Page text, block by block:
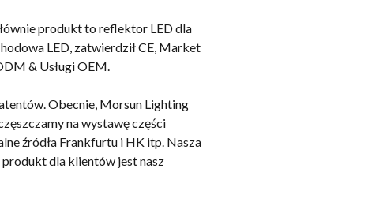
produkt to reflektor LED dla
LED, zatwierdził CE, Market
& Usługi OEM.
Obecnie, Morsun Lighting
na wystawę części
źródła Frankfurtu i HK itp. Nasza
produkt dla klientów jest nasz